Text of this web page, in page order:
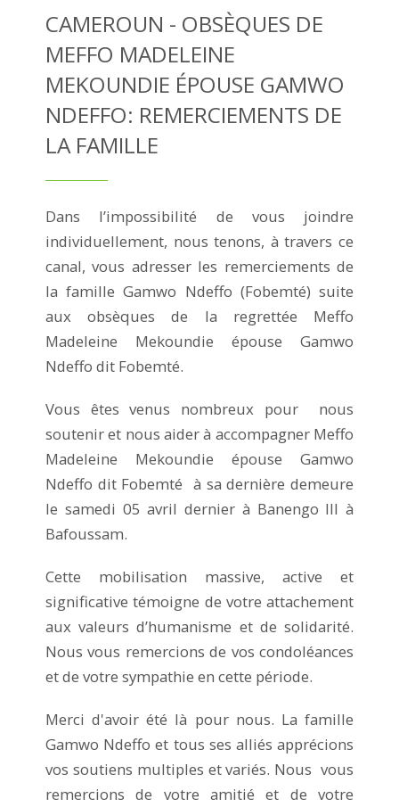
CAMEROUN - OBSÈQUES DE
MEFFO MADELEINE
MEKOUNDIE ÉPOUSE GAMWO
NDEFFO: REMERCIEMENTS DE
LA FAMILLE
Dans l’impossibilité de vous joindre
individuellement, nous tenons, à travers ce
canal, vous adresser les remerciements de
la famille Gamwo Ndeffo (Fobemté) suite
aux obsèques de la regrettée Meffo
Madeleine Mekoundie épouse Gamwo
Ndeffo dit Fobemté.
Vous êtes venus nombreux pour nous
soutenir et nous aider à accompagner Meffo
Madeleine Mekoundie épouse Gamwo
Ndeffo dit Fobemté à sa dernière demeure
le samedi 05 avril dernier à Banengo III à
Bafoussam.
Cette mobilisation massive, active et
significative témoigne de votre attachement
aux valeurs d’humanisme et de solidarité.
Nous vous remercions de vos condoléances
et de votre sympathie en cette période.
Merci d'avoir été là pour nous. La famille
Gamwo Ndeffo et tous ses alliés apprécions
vos soutiens multiples et variés. Nous vous
remercions de votre amitié et de votre